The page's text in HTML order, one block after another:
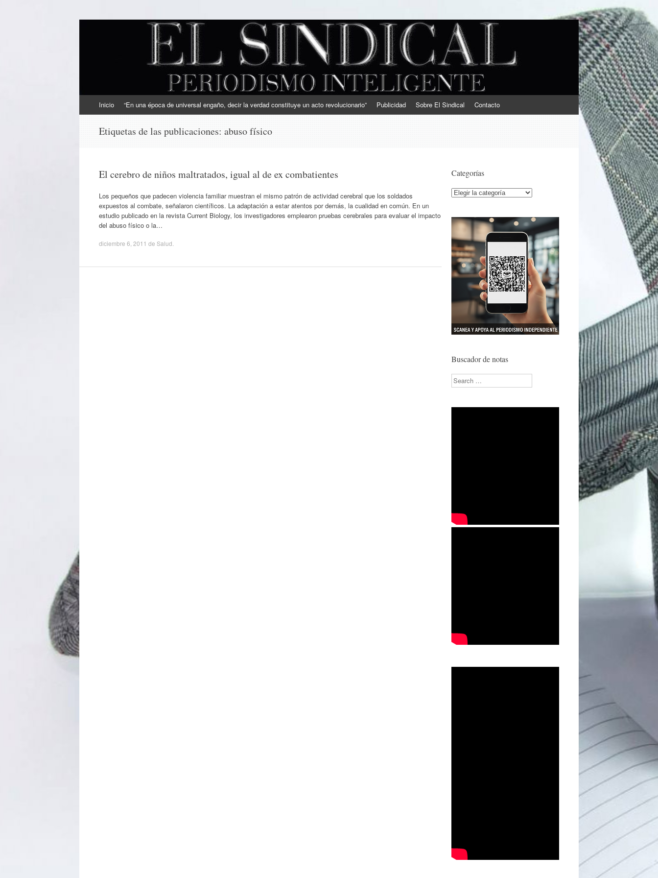
EL SINDICAL
Periodismo Inteligente
al
Inicio “En una época de universal engaño, decir la verdad constituye un acto revolucionario” Publicidad Sobre El Sindical Contacto
Etiquetas de las publicaciones: abuso físico
El cerebro de niños maltratados, igual al de ex combatientes
Los pequeños que padecen violencia familiar muestran el mismo patrón de actividad cerebral que los soldados
expuestos al combate, señalaron científicos. La adaptación a estar atentos por demás, la cualidad en común. En un
estudio publicado en la revista Current Biology, los investigadores emplearon pruebas cerebrales para evaluar el impacto
del abuso físico o la…
diciembre 6, 2011 de Salud
Categorías
Categorías
Buscador de notas
Search